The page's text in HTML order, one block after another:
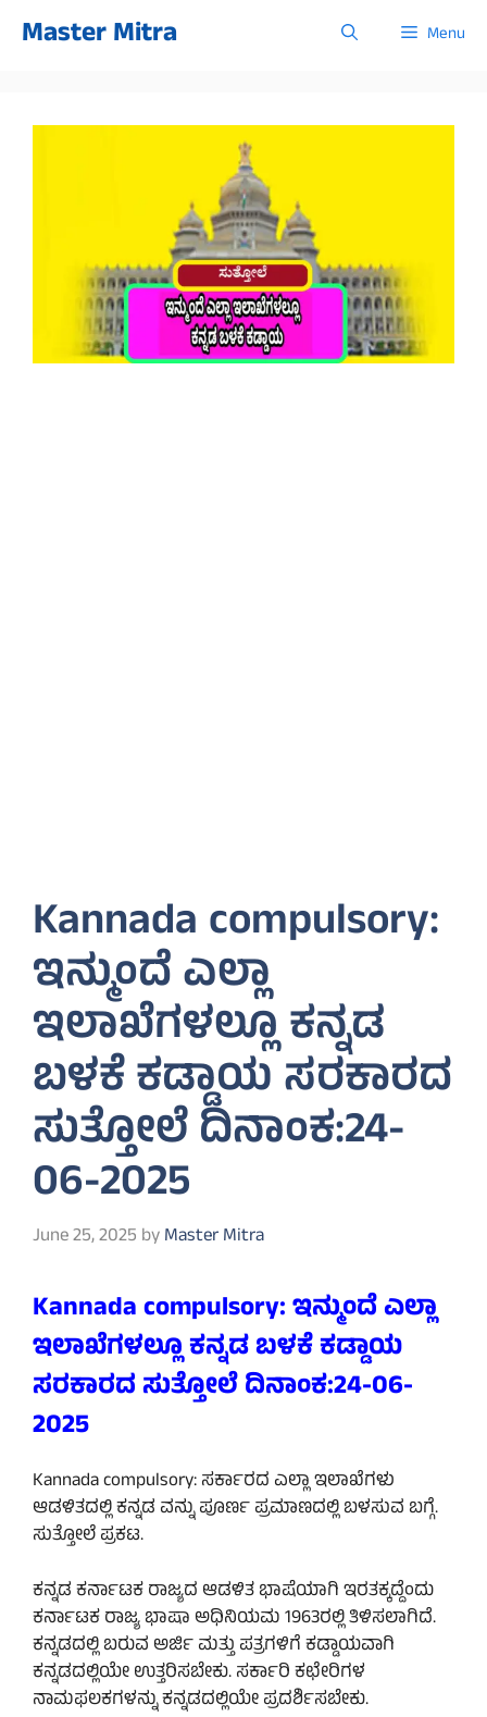
Master Mitra Menu
Kannada compulsory:
ಇನ್ಮುಂದೆ ಎಲ್ಲಾ
ಇಲಾಖೆಗಳಲ್ಲೂ ಕನ್ನಡ
ಬಳಕೆ ಕಡ್ಡಾಯ ಸರಕಾರದ
ಸುತ್ತೋಲೆ ದಿನಾಂಕ:24-
06-2025
June 25, 2025 byMaster Mitra
Kannada compulsory: ಇನ್ಮುಂದೆ ಎಲ್ಲಾ
ಇಲಾಖೆಗಳಲ್ಲೂ ಕನ್ನಡ ಬಳಕೆ ಕಡ್ಡಾಯ
ಸರಕಾರದ ಸುತ್ತೋಲೆ ದಿನಾಂಕ:24-06-
2025
Kannada compulsory: ಸರ್ಕಾರದ ಎಲ್ಲಾ ಇಲಾಖೆಗಳು
ಆಡಳಿತದಲ್ಲಿ ಕನ್ನಡ ವನ್ನು ಪೂರ್ಣ ಪ್ರಮಾಣದಲ್ಲಿ ಬಳಸುವ ಬಗ್ಗೆ.
ಸುತ್ತೋಲೆ ಪ್ರಕಟ.
ಕನ್ನಡ ಕರ್ನಾಟಕ ರಾಜ್ಯದ ಆಡಳಿತ ಭಾಷೆಯಾಗಿ ಇರತಕ್ಕದ್ದೆಂದು
ಕರ್ನಾಟಕ ರಾಜ್ಯ ಭಾಷಾ ಅಧಿನಿಯಮ 1963ರಲ್ಲಿ ತಿಳಿಸಲಾಗಿದೆ.
ಕನ್ನಡದಲ್ಲಿ ಬರುವ ಅರ್ಜಿ ಮತ್ತು ಪತ್ರಗಳಿಗೆ ಕಡ್ಡಾಯವಾಗಿ
ಕನ್ನಡದಲ್ಲಿಯೇ ಉತ್ತರಿಸಬೇಕು. ಸರ್ಕಾರಿ ಕಛೇರಿಗಳ
ನಾಮಫಲಕಗಳನ್ನು ಕನ್ನಡದಲ್ಲಿಯೇ ಪ್ರದರ್ಶಿಸಬೇಕು.